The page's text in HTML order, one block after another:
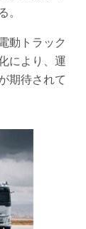
動トラック
により、運
期待されて